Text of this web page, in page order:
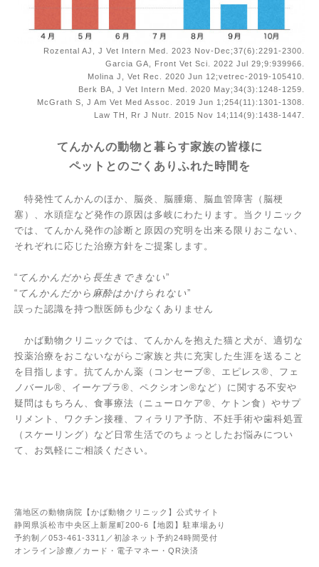
Rozental AJ, J Vet Intern Med. 2023 Nov-Dec;37(6):2291-2300.
Garcia GA, Front Vet Sci. 2022 Jul 29;9:939966.
Molina J, Vet Rec. 2020 Jun 12;vetrec-2019-105410.
Berk BA, J Vet Intern Med. 2020 May;34(3):1248-1259.
McGrath S, J Am Vet Med Assoc. 2019 Jun 1;254(11):1301-1308.
Law TH, Rr J Nutr. 2015 Nov 14;114(9):1438-1447.
てんかんの動物と暮らす家族の皆様に
ペットとのごくありふれた時間を
特発性てんかんのほか、脳炎、脳腫瘍、脳血管障害（脳梗
塞）、水頭症など発作の原因は多岐にわたります。当クリニック
では、てんかん発作の診断と原因の究明を出来る限りおこない、
それぞれに応じた治療方針をご提案します。
“ てんかんだから長生きできない”
“ てんかんだから麻酔はかけられない”
誤った認識を持つ獣医師も少なくありません
かば動物クリニックでは、 てんかんを抱えた猫と犬が、 適切な
投薬治療をおこないながらご家族と共に充実した生涯を送ること
を目指します。抗てんかん薬（コンセーブ®、エピレス ®、フェ
ノバール®、イーケプラ ®、ペクシオン®など）に関する不安や
疑問はもちろん、食事療法（ニューロケア®、ケトン食）やサプ
リメント、ワクチン接種、フィラリア予防、不妊手術や歯科処置
（スケーリング）など日常生活でのちょっとしたお悩みについ
て、お気軽にご相談ください。
蒲地区の動物病院【かば動物クリニック】公式サイト
静岡県浜松市中央区上新屋町200-6【 地図 】駐車場あり
予約制／ 053-461-3311 ／ 初診ネット予約24時間受付
オンライン診療 ／ カード・電子マネー・QR決済